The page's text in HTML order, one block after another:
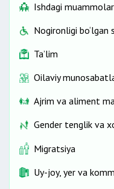
Ishdagi muammolar
Nogironligi
Ta’lim
Oilaviy
Ajrim va aliment
Gender tenglik va
Migratsiya
Uy-joy, yer va